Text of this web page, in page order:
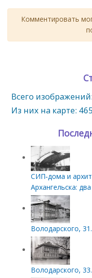
Комментировать
Всего
Из них на карте:
СИП‑дома и
Архангельска:
Володарского,
Володарского,